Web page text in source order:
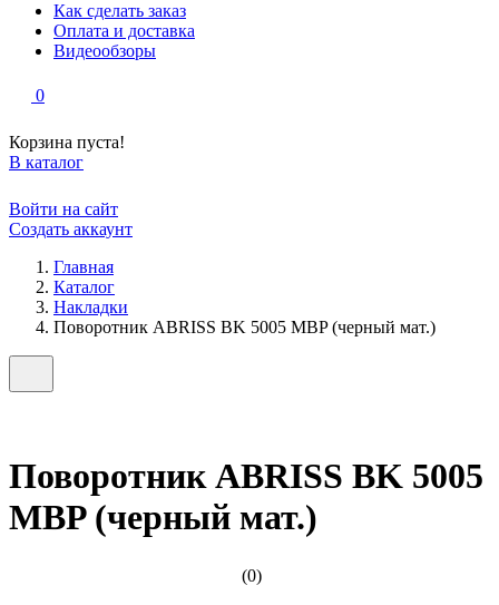
Как сделать заказ
Оплата и доставка
Видеообзоры
0
Корзина пуста!
В каталог
Войти на сайт
Создать аккаунт
Главная
Каталог
Накладки
Поворотник ABRISS BK 5005 MBP (черный мат.)
Поворотник ABRISS BK 5005
MBP (черный мат.)
(0)